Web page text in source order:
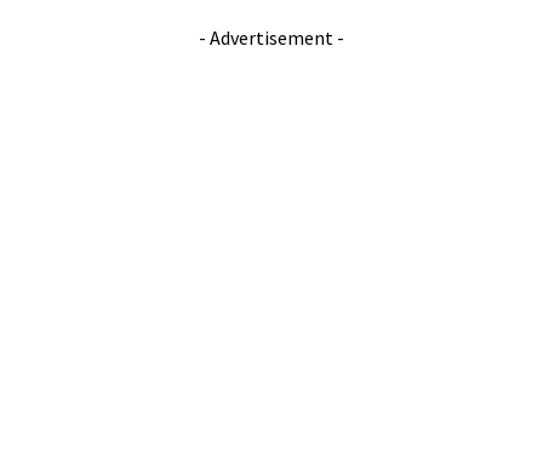
- Advertisement -